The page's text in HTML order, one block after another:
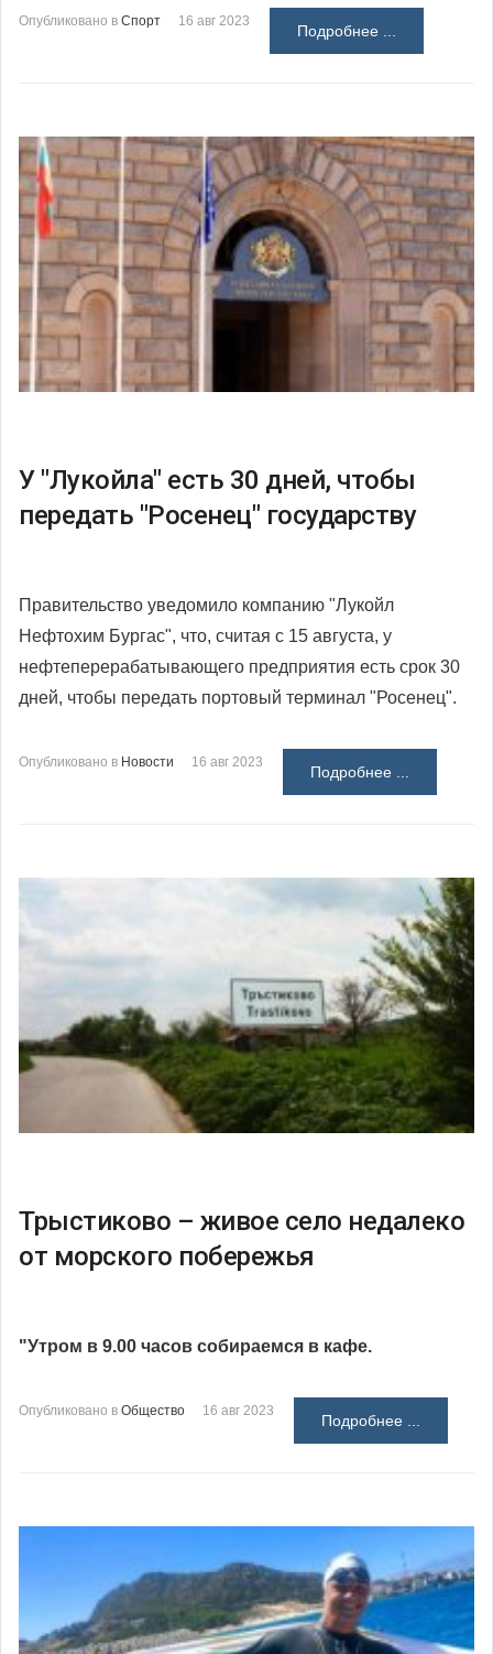
Опубликовано в Спорт 16 авг 2023
Подробнее ...
У "Лукойла" есть 30 дней, чтобы
передать "Росенец" государству
Правительство уведомило компанию "Лукойл
Нефтохим Бургас", что, считая с 15 августа, у
нефтеперерабатывающего предприятия есть срок 30
дней, чтобы передать портовый терминал "Росенец".
Опубликовано в Новости 16 авг 2023
Подробнее ...
Трыстиково – живое село недалеко
от морского побережья
"Утром в 9.00 часов собираемся в кафе.
Опубликовано в Общество 16 авг 2023
Подробнее ...